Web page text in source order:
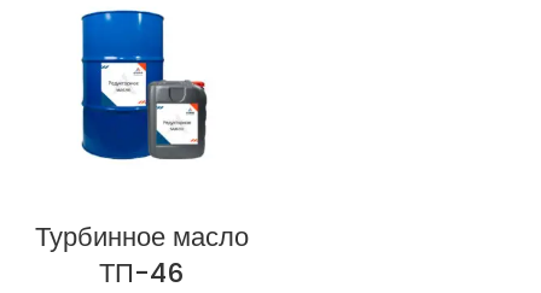
Турбинное масло
ТП-46